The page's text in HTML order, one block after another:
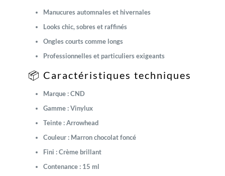
Manucures automnales et hivernales
Looks chic, sobres et raffinés
Ongles courts comme longs
Professionnelles et particuliers exigeants
📦 Caractéristiques techniques
Marque : CND
Gamme : Vinylux
Teinte : Arrowhead
Couleur : Marron chocolat foncé
Fini : Crème brillant
Contenance : 15 ml